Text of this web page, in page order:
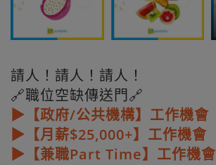
請人！請人！請人！
🔗職位空缺傳送門🔗
▶【政府/公共機構】工作機會
▶【月薪$25,000+】工作機會
▶【兼職Part Time】工作機會